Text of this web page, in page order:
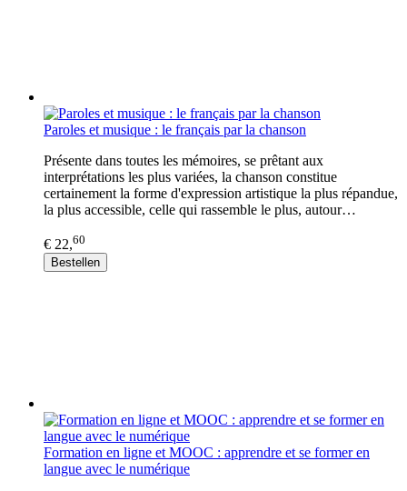
Paroles et musique : le français par la chanson
Présente dans toutes les mémoires, se prêtant aux
interprétations les plus variées, la chanson constitue
certainement la forme d'expression artistique la plus répandue,
la plus accessible, celle qui rassemble le plus, autour…
€ 22,60
Bestellen
Formation en ligne et MOOC : apprendre et se former en
langue avec le numérique